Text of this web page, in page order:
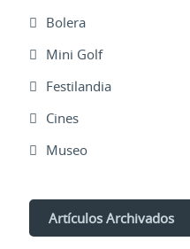
Bolera
Mini Golf
Festilandia
Cines
Museo
Artículos Archivados